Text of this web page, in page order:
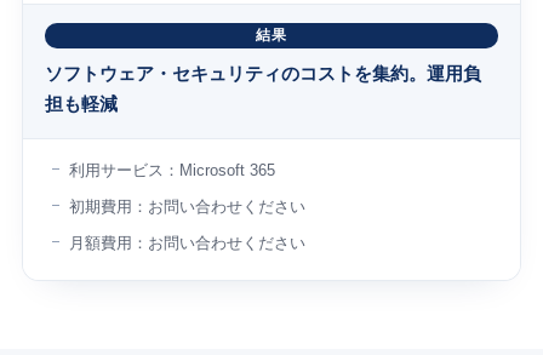
結果
ソフトウェア・セキュリティのコストを集約。運用負
担も軽減
利用サービス：Microsoft 365
初期費用：お問い合わせください
月額費用：お問い合わせください